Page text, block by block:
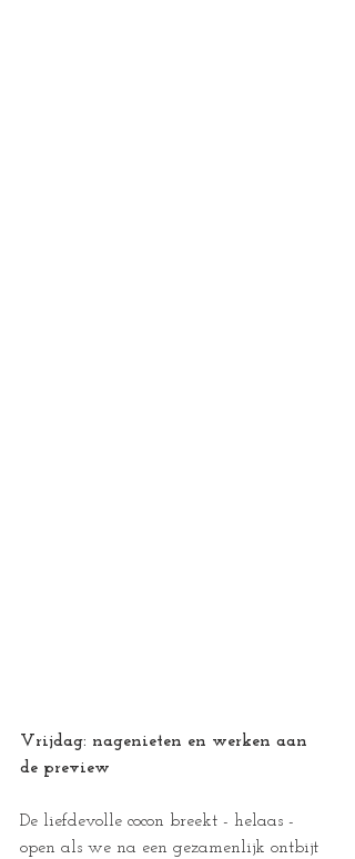
Vrijdag: nagenieten en werken aan
de preview
De liefdevolle cocon breekt - helaas -
open als we na een gezamenlijk ontbijt